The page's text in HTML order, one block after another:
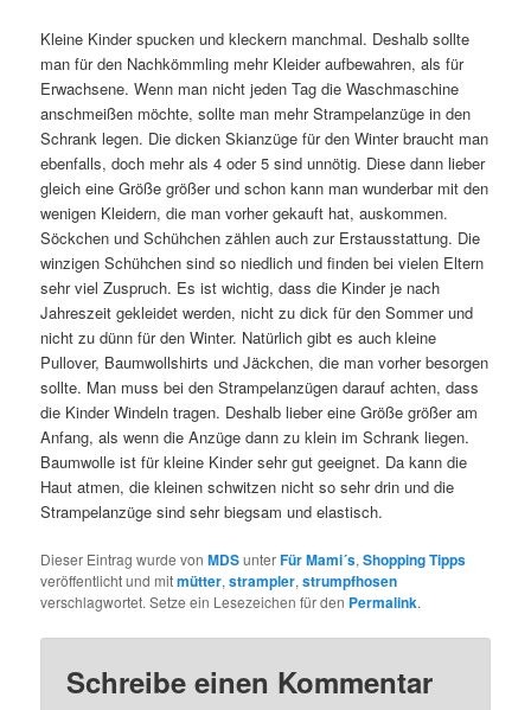
Kleine Kinder spucken und kleckern manchmal. Deshalb sollte
man für den Nachkömmling mehr Kleider aufbewahren, als für
Erwachsene. Wenn man nicht jeden Tag die Waschmaschine
anschmeißen möchte, sollte man mehr Strampelanzüge in den
Schrank legen. Die dicken Skianzüge für den Winter braucht man
ebenfalls, doch mehr als 4 oder 5 sind unnötig. Diese dann lieber
gleich eine Größe größer und schon kann man wunderbar mit den
wenigen Kleidern, die man vorher gekauft hat, auskommen.
Söckchen und Schühchen zählen auch zur Erstausstattung. Die
winzigen Schühchen sind so niedlich und finden bei vielen Eltern
sehr viel Zuspruch. Es ist wichtig, dass die Kinder je nach
Jahreszeit gekleidet werden, nicht zu dick für den Sommer und
nicht zu dünn für den Winter. Natürlich gibt es auch kleine
Pullover, Baumwollshirts und Jäckchen, die man vorher besorgen
sollte. Man muss bei den Strampelanzügen darauf achten, dass
die Kinder Windeln tragen. Deshalb lieber eine Größe größer am
Anfang, als wenn die Anzüge dann zu klein im Schrank liegen.
Baumwolle ist für kleine Kinder sehr gut geeignet. Da kann die
Haut atmen, die kleinen schwitzen nicht so sehr drin und die
Strampelanzüge sind sehr biegsam und elastisch.
Dieser Eintrag wurde vonMDSunterFür Mami´s,Shopping Tipps
veröffentlicht und mitmütter,strampler,strumpfhosen
verschlagwortet. Setze ein Lesezeichen für den Permalink.
Schreibe einen Kommentar